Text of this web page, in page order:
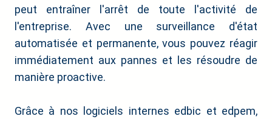
peut entraîner l'arrêt de toute l'activité de
l'entreprise. Avec une surveillance d'état
automatisée et permanente, vous pouvez réagir
immédiatement aux pannes et les résoudre de
manière proactive.
Grâce à nos logiciels internes edbic et edpem,